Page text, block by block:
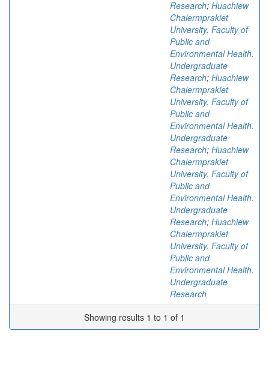
Research; Huachiew
Chalermprakiet
University. Faculty of
Public and
Environmental Health.
Undergraduate
Research; Huachiew
Chalermprakiet
University. Faculty of
Public and
Environmental Health.
Undergraduate
Research; Huachiew
Chalermprakiet
University. Faculty of
Public and
Environmental Health.
Undergraduate
Research; Huachiew
Chalermprakiet
University. Faculty of
Public and
Environmental Health.
Undergraduate
Research
Showing results 1 to 1 of 1